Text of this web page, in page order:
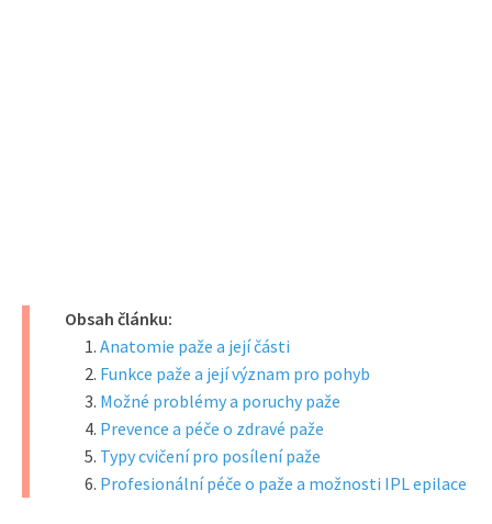
Obsah článku:
Anatomie paže a její části
Funkce paže a její význam pro pohyb
Možné problémy a poruchy paže
Prevence a péče o zdravé paže
Typy cvičení pro posílení paže
Profesionální péče o paže a možnosti IPL epilace